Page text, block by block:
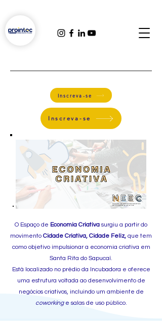
Inscreva-se
Inscreva-se
O Espaço de Economia Criativa surgiu a partir do
movimento Cidade Criativa, Cidade Feliz, que tem
como objetivo impulsionar a economia criativa em
Santa Rita do Sapucaí.
Está localizado no prédio da Incubadora e oferece
uma estrutura voltada ao desenvolvimento de
negócios criativos, incluindo um ambiente de
coworkinge salas de uso público.